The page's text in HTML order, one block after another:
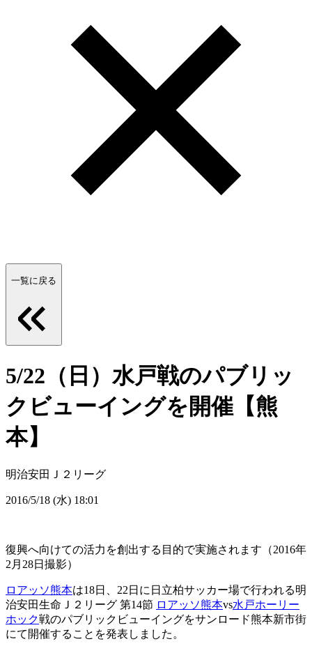
一覧に戻る
5/22（日）水戸戦のパブリッ
クビューイングを開催【熊
本】
明治安田Ｊ２リーグ
2016/5/18 (水) 18:01
復興へ向けての活力を創出する目的で実施されます（2016年
2月28日撮影）
ロアッソ熊本は18日、22日に日立柏サッカー場で行われる明
治安田生命Ｊ２リーグ 第14節 ロアッソ熊本vs水戸ホーリー
ホック戦のパブリックビューイングをサンロード熊本新市街
にて開催することを発表しました。